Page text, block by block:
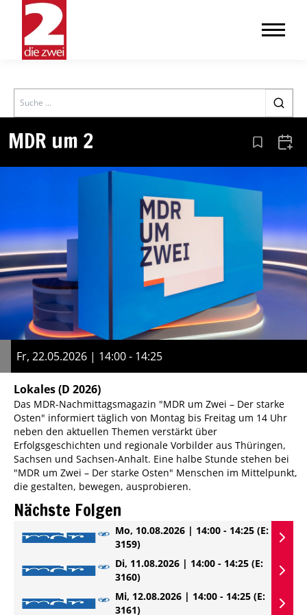
Search
MDR um 2 Aus den
Fr, 22.05.2026 | 14:00 - 14:25
Lokales(D 2026)
Das MDR-Nachmittagsmagazin "MDR um Zwei – Der starke
Osten" informiert täglich von Montag bis Freitag um 14 Uhr
neben den aktuellen Themen verstärkt über
Erfolgsgeschichten und regionale Vorbilder aus Thüringen,
Sachsen und Sachsen-Anhalt. Eine halbe Stunde stehen bei
"MDR um Zwei – Der starke Osten" Menschen im Mittelpunkt,
die gestalten, bewegen, ausprobieren.
Nächste Folgen
Mo, 10.08.2026 | 14:00 - 14:25 (E:
3159)
Di, 11.08.2026 | 14:00 - 14:25 (E:
3160)
Mi, 12.08.2026 | 14:00 - 14:25 (E:
3161)